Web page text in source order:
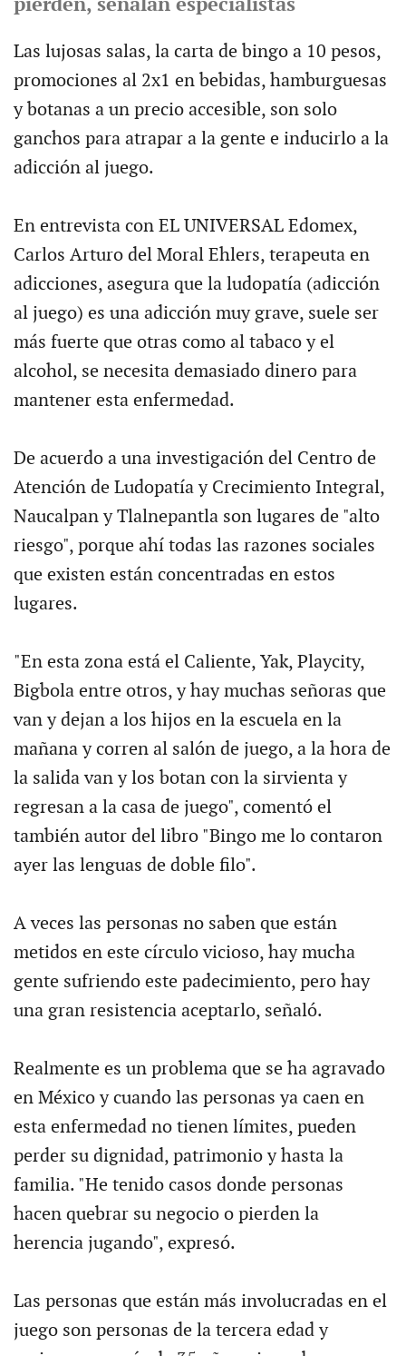
Las lujosas salas, la carta de bingo a 10 pesos,
promociones al 2x1 en bebidas, hamburguesas
y botanas a un precio accesible, son solo
ganchos para atrapar a la gente e inducirlo a la
adicción al juego.
En entrevista con EL UNIVERSAL Edomex,
Carlos Arturo del Moral Ehlers, terapeuta en
adicciones, asegura que la ludopatía (adicción
al juego) es una adicción muy grave, suele ser
más fuerte que otras como al tabaco y el
alcohol, se necesita demasiado dinero para
mantener esta enfermedad.
De acuerdo a una investigación del Centro de
Atención de Ludopatía y Crecimiento Integral,
Naucalpan y Tlalnepantla son lugares de "alto
riesgo", porque ahí todas las razones sociales
que existen están concentradas en estos
lugares.
"En esta zona está el Caliente, Yak, Playcity,
Bigbola entre otros, y hay muchas señoras que
van y dejan a los hijos en la escuela en la
mañana y corren al salón de juego, a la hora de
la salida van y los botan con la sirvienta y
regresan a la casa de juego", comentó el
también autor del libro "Bingo me lo contaron
ayer las lenguas de doble filo".
A veces las personas no saben que están
metidos en este círculo vicioso, hay mucha
gente sufriendo este padecimiento, pero hay
una gran resistencia aceptarlo, señaló.
Realmente es un problema que se ha agravado
en México y cuando las personas ya caen en
esta enfermedad no tienen límites, pueden
perder su dignidad, patrimonio y hasta la
familia. "He tenido casos donde personas
hacen quebrar su negocio o pierden la
herencia jugando", expresó.
Las personas que están más involucradas en el
juego son personas de la tercera edad y